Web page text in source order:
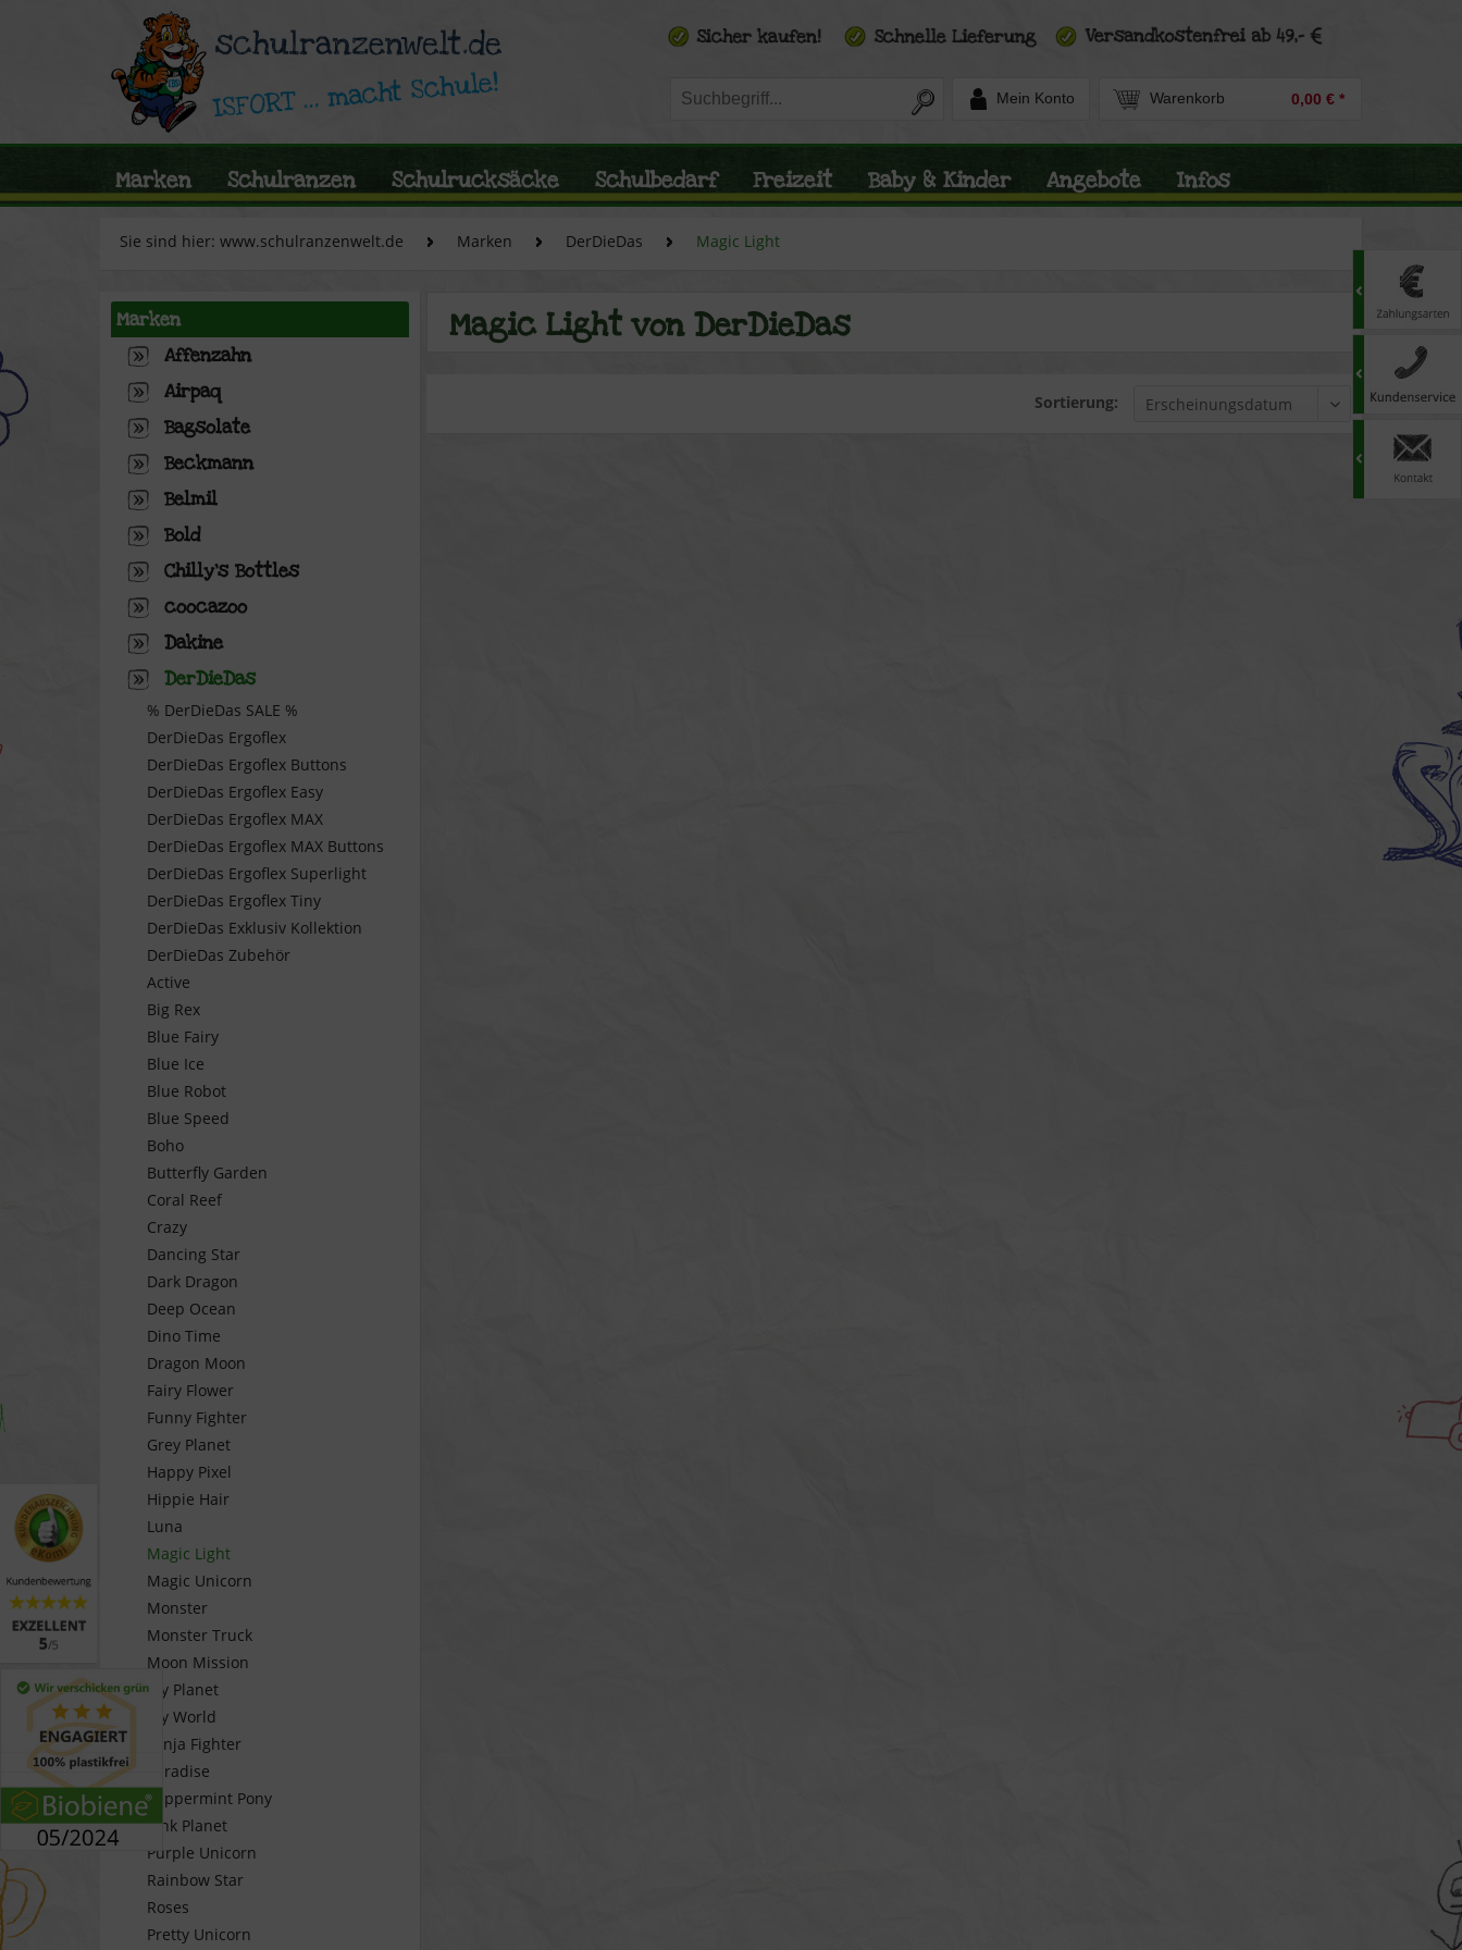
Mein Konto Warenkorb 0,00 € *
Marken Schulranzen Schulrucksäcke Schulbedarf Freizeit Baby & Kinder Angebote Infos
Sie sind hier: www.schulranzenwelt.de Marken DerDieDas Magic Light
Marken
Affenzahn
Airpaq
Bagsolate
Beckmann
Belmil
Bold
Chilly's Bottles
coocazoo
Dakine
DerDieDas
% DerDieDas SALE %
DerDieDas Ergoflex
DerDieDas Ergoflex Buttons
DerDieDas Ergoflex Easy
DerDieDas Ergoflex MAX
DerDieDas Ergoflex MAX Buttons
DerDieDas Ergoflex Superlight
DerDieDas Ergoflex Tiny
DerDieDas Exklusiv Kollektion
DerDieDas Zubehör
Active
Big Rex
Blue Fairy
Blue Ice
Blue Robot
Blue Speed
Boho
Butterfly Garden
Coral Reef
Crazy
Dancing Star
Dark Dragon
Deep Ocean
Dino Time
Dragon Moon
Fairy Flower
Funny Fighter
Grey Planet
Happy Pixel
Hippie Hair
Luna
Magic Light
Magic Unicorn
Monster
Monster Truck
Moon Mission
My Planet
My World
Ninja Fighter
Paradise
Peppermint Pony
Pink Planet
Purple Unicorn
Rainbow Star
Roses
Pretty Unicorn
Magic Light von DerDieDas
Sortierung: